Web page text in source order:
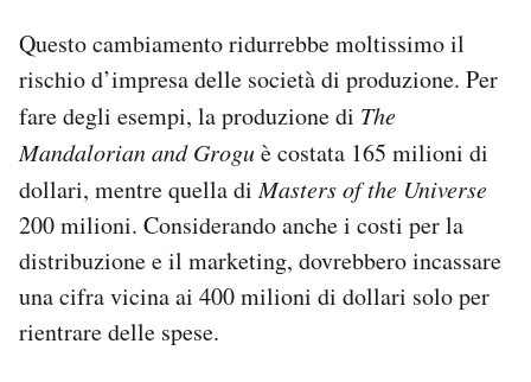
Questo cambiamento ridurrebbe moltissimo il
rischio d’impresa delle società di produzione. Per
fare degli esempi, la produzione di The
Mandalorian and Groguè costata 165 milioni di
dollari, mentre quella diMasters of the Universe
200 milioni. Considerando anche i costi per la
distribuzione e il marketing, dovrebbero incassare
una cifra vicina ai 400 milioni di dollari solo per
rientrare delle spese.